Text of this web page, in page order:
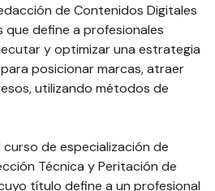
de Contenidos Digitales
que define a profesionales
y optimizar una estrategia
posicionar marcas, atraer
utilizando métodos de
de especialización de
Técnica y Peritación de
título define a un profesional